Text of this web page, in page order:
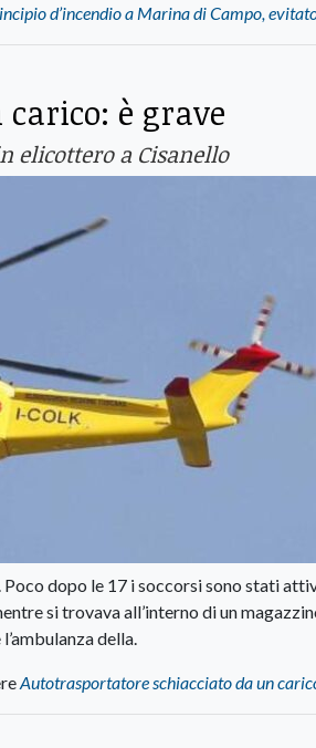
d’incendio a Marina di Campo,
è grave
elicottero a Cisanello
dopo le 17 i soccorsi sono stati
si trovava all’interno di un
della.
Autotrasportatore schiacciato da un